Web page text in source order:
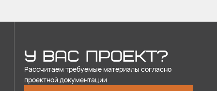
У ВАС ПРОЕКТ?
Рассчитаем требуемые материалы согласно
проектной документации